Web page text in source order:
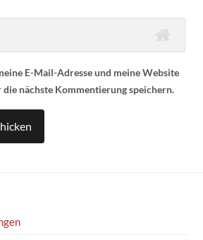
E-Mail-Adresse und meine Website
nächste Kommentierung speichern.